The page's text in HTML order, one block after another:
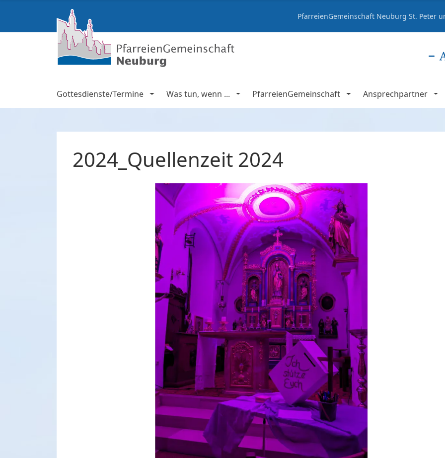
PfarreienGemeinschaft Neuburg St. Peter
Gottesdienste/Termine Was tun, wenn ... PfarreienGemeinschaft Ansprechpartner
2024_Quellenzeit 2024